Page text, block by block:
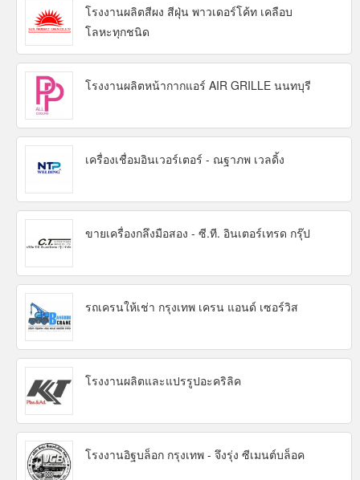
โรงงานผลิตสีผง สีฝุ่น พาวเดอร์โค้ท เคลือบ
โลหะทุกชนิด
โรงงานผลิตหน้ากากแอร์ AIR GRILLE นนทบุรี
เครื่องเชื่อมอินเวอร์เตอร์ - ณฐาภพ เวลดิ้ง
ขายเครื่องกลึงมือสอง - ซี.ที. อินเตอร์เทรด กรุ๊ป
รถเครนให้เช่า กรุงเทพ เครน แอนด์ เซอร์วิส
โรงงานผลิตและแปรรูปอะคริลิค
โรงงานอิฐบล็อก กรุงเทพ - จึงรุ่ง ซีเมนต์บล็อค